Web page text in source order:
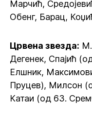
Марчић,
Обенг, Барац,
Црвена звезда:
Дегенек, Спајић
Елшник,
Пруцев), Милсон
Катаи (од 63.